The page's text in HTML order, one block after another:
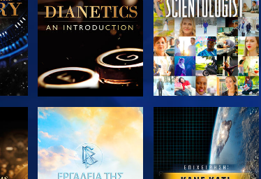
ΤΗ
ΠΑΡΑΚΟΛΟΥΘΗΣΤΕ
ΕΞΕΡΕΥΝΗΣΤΕ ΤΗ
ΣΕΙΡΑ